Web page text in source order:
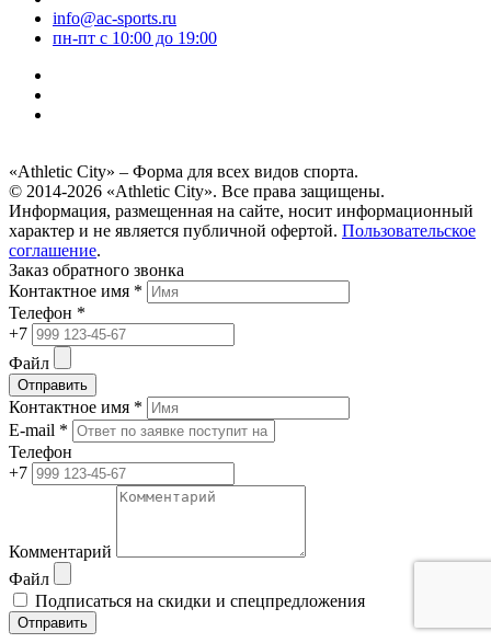
info@ac-sports.ru
пн-пт c 10:00 до 19:00
«Athletic City» – Форма для всех видов спорта.
© 2014-2026 «Athletic City». Все права защищены.
Информация, размещенная на сайте, носит информационный
характер и не является публичной офертой. Пользовательское
соглашение.
Заказ обратного звонка
Контактное имя *
Телефон *
+7
Файл
Отправить
Контактное имя *
E-mail *
Телефон
+7
Комментарий
Файл
Подписаться на скидки и спецпредложения
Отправить